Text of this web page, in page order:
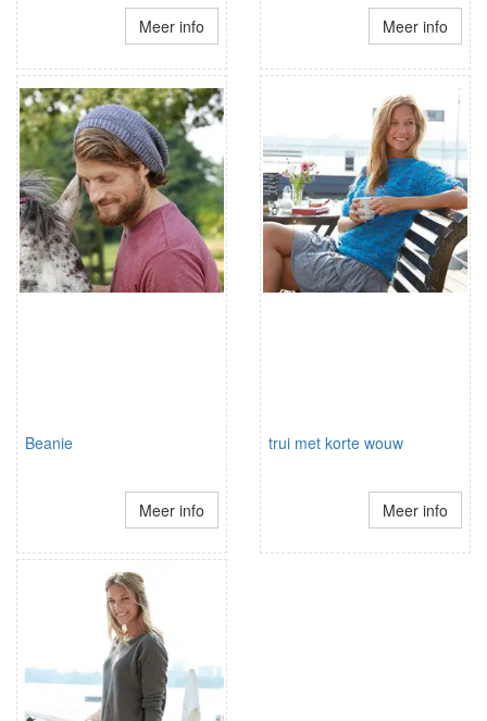
Meer info Meer info
Beanie
Meer info
trui met korte wouw
Meer info